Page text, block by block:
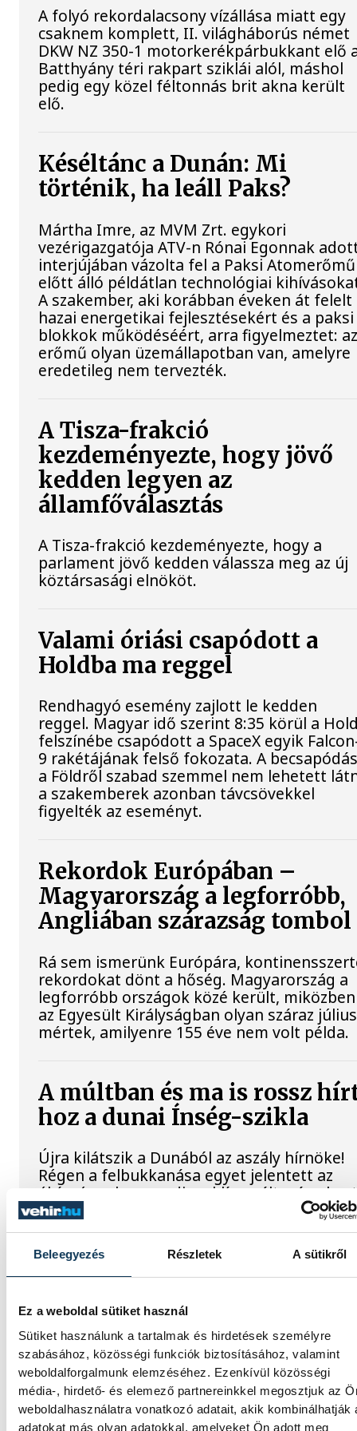
Beleegyezés Részletek A sütikről
Ez a weboldal sütiket használ
Sütiket használunk a tartalmak és hirdetések személyre
szabásához, közösségi funkciók biztosításához, valamint
weboldalforgalmunk elemzéséhez. Ezenkívül közösségi
média-, hirdető- és elemező partnereinkkel megosztjuk az
weboldalhasználatra vonatkozó adatait, akik kombinálhatják
adatokat más olyan adatokkal, amelyeket Ön adott meg
A folyó rekordalacsony vízállása miatt egy
csaknem komplett, II. világháborús német
DKW NZ 350-1 motorkerékpárbukkant elő
Batthyány téri rakpart sziklái alól, máshol
pedig egy közel féltonnás brit akna került
elő.
Késéltánc a Dunán: Mi
történik, ha leáll Paks?
Mártha Imre, az MVM Zrt. egykori
vezérigazgatója ATV-n Rónai Egonnak
interjújában vázolta fel a Paksi Atomerőmű
előtt álló példátlan technológiai
A szakember, aki korábban éveken át felelt
hazai energetikai fejlesztésekért és a paksi
blokkok működéséért, arra figyelmeztet:
erőmű olyan üzemállapotban van, amelyre
eredetileg nem tervezték.
A Tisza-frakció
kezdeményezte, hogy jövő
kedden legyen az
államfőválasztás
A Tisza-frakció kezdeményezte, hogy a
parlament jövő kedden válassza meg az új
köztársasági elnököt.
Valami óriási csapódott a
Holdba ma reggel
Rendhagyó esemény zajlott le kedden
reggel. Magyar idő szerint 8:35 körül a
felszínébe csapódott a SpaceX egyik
9 rakétájának felső fokozata. A
a Földről szabad szemmel nem lehetett
a szakemberek azonban távcsövekkel
figyelték az eseményt.
Rekordok Európában –
Magyarország a legforróbb,
Angliában szárazság tombol
Rá sem ismerünk Európára,
rekordokat dönt a hőség. Magyarország a
legforróbb országok közé került, miközben
az Egyesült Királyságban olyan száraz
mértek, amilyenre 155 éve nem volt példa.
A múltban és ma is rossz
hoz a dunai Ínség-szikla
Újra kilátszik a Dunából az aszály hírnöke!
Régen a felbukkanása egyet jelentett az
éhínséggel, ma pedig a klímaváltozás
extrém szárazságra hívja fel a figyelmet.
Elmeséljük a baljós kőtömb történetét.
energiaellátása stabil
Jelenleg stabil Magyarország
energiaellátása, a paksi erőmű
azon dolgoznak, hogy az utolsó még
turbina hibamentesen működjön - közölte
miniszterelnök a paksi erőműnél tett keddi